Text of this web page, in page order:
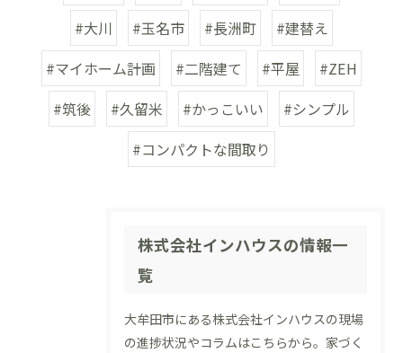
#大川
#玉名市 #長洲町
#建替え
#マイホーム計画
#二階建て #平屋
#ZEH
#筑後
#久留米 #かっこいい
#シンプル
#コンパクトな間取り
株式会社インハウスの情報一
覧
大牟田市にある株式会社インハウスの現場
の進捗状況やコラムはこちらから。家づく